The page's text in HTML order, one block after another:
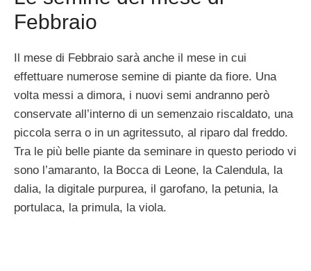
Febbraio
Il mese di Febbraio sarà anche il mese in cui
effettuare numerose semine di piante da fiore. Una
volta messi a dimora, i nuovi semi andranno però
conservate all’interno di un semenzaio riscaldato, una
piccola serra o in un agritessuto, al riparo dal freddo.
Tra le più belle piante da seminare in questo periodo vi
sono l’amaranto, la Bocca di Leone, la Calendula, la
dalia, la digitale purpurea, il garofano, la petunia, la
portulaca, la primula, la viola.